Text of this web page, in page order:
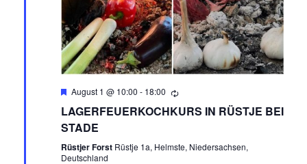
Empfohlen
August 1 @ 10:00 - 18:00
LAGERFEUERKOCHKURS IN RÜSTJE BEI
STADE
Rüstjer Forst Rüstje 1a, Helmste, Niedersachsen,
Deutschland